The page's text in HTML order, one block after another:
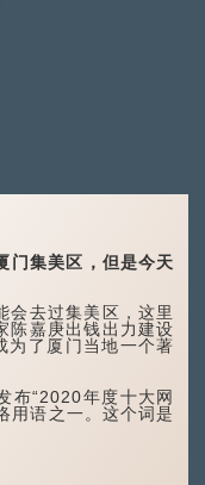
集美区，但是今天
去过集美区，这里
陈嘉庚出钱出力建设
为了厦门当地一个著
“2020年度十大网
用语之一。这个词是